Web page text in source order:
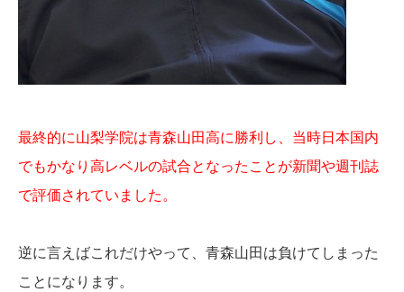
最終的に山梨学院は青森山田高に勝利し、当時日本国内
でもかなり高レベルの試合となったことが新聞や週刊誌
で評価されていました。
逆に言えばこれだけやって、青森山田は負けてしまった
ことになります。